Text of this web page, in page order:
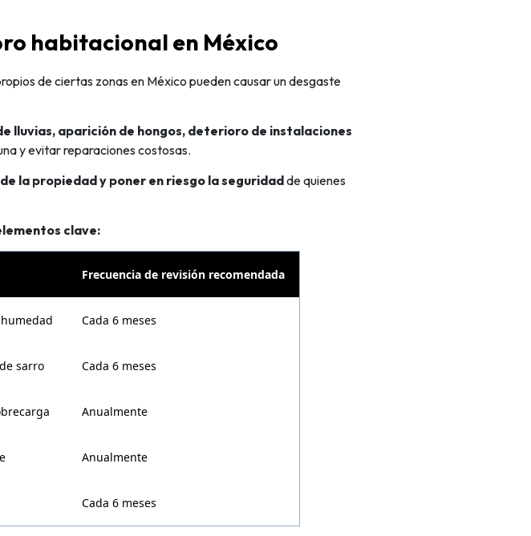
habitacional en México
de ciertas zonas en México pueden causar un desgaste
lluvias, aparición de hongos, deterioro de instalaciones
y evitar reparaciones costosas.
la propiedad y poner en riesgo la seguridadde quienes
clave:
Frecuencia de revisión recomendada
Cada 6 meses
sarro Cada 6 meses
Anualmente
Anualmente
Cada 6 meses